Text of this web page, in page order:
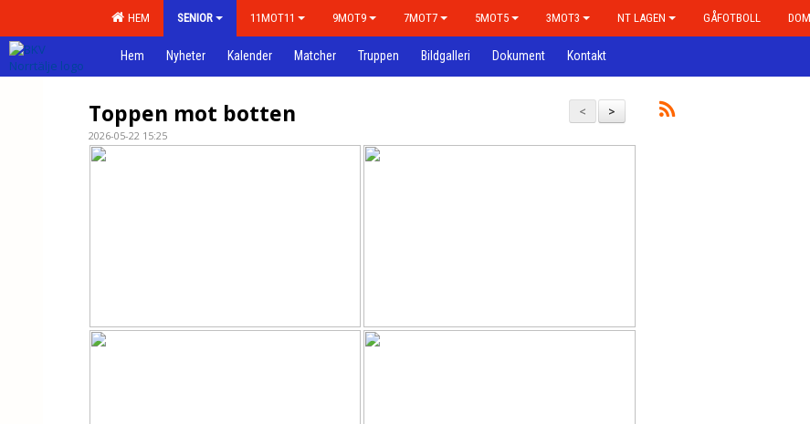
HEM SENIOR 11MOT11 9MOT9 7MOT7 5MOT5 3MOT3 NT LAGEN GÅFOTBOLL
Hem Nyheter Kalender Matcher Truppen Bildgalleri Dokument Kontakt
>
<
Toppen mot botten
2026-05-22 15:25